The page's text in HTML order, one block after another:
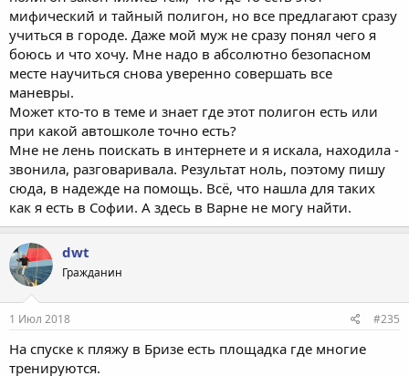
мифический и тайный полигон, но все предлагают сразу
учиться в городе. Даже мой муж не сразу понял чего я
боюсь и что хочу. Мне надо в абсолютно безопасном
месте научиться снова уверенно совершать все
маневры.
Может кто-то в теме и знает где этот полигон есть или
при какой автошколе точно есть?
Мне не лень поискать в интернете и я искала, находила -
звонила, разговаривала. Результат ноль, поэтому пишу
сюда, в надежде на помощь. Всё, что нашла для таких
как я есть в Софии. А здесь в Варне не могу найти.
dwt
Гражданин
1 Июл 2018 #235
На спуске к пляжу в Бризе есть площадка где многие
тренируются.